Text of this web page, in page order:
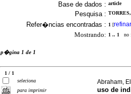
Base de dados : article
Pesquisa :
Refer�ncias encontradas : 1 [refinar
Mostrando: 1 .. 1 no
p�gina 1 de 1
1 / 1
seleciona
para imprimir
Abraham,
uso de